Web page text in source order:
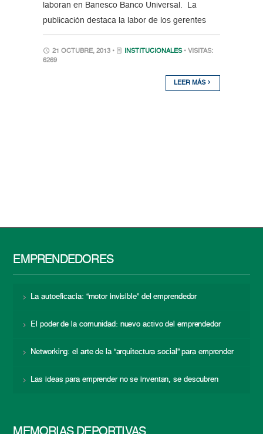
laboran en Banesco Banco Universal. La
publicación destaca la labor de los gerentes
21 OCTUBRE, 2013 • INSTITUCIONALES • VISITAS:
6269
LEER MÁS
EMPRENDEDORES
La autoeficacia: “motor invisible” del emprendedor
El poder de la comunidad: nuevo activo del emprendedor
Networking: el arte de la “arquitectura social” para emprender
Las ideas para emprender no se inventan, se descubren